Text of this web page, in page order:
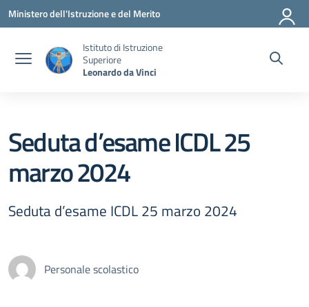
Vai ai contenuti
Vai al menu di navigazione
Vai al footer
Ministero dell'Istruzione e del Merito
Istituto di Istruzione
Superiore
Leonardo da Vinci
Seduta d’esame ICDL 25
marzo 2024
Seduta d’esame ICDL 25 marzo 2024
Personale scolastico